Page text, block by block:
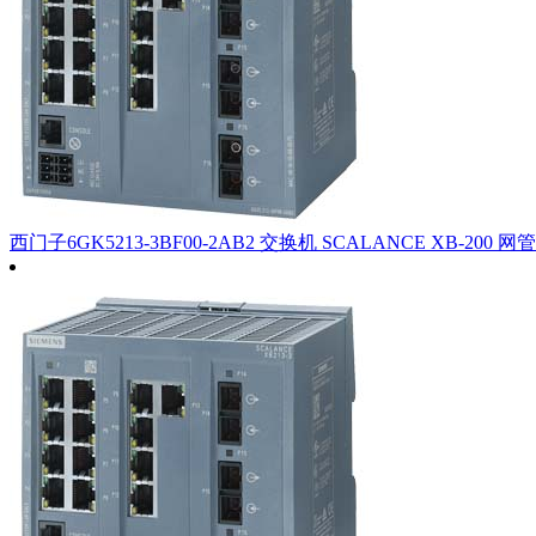
西门子6GK5213-3BF00-2AB2 交换机 SCALANCE XB-200 网